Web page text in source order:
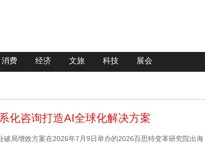
消费 经济 文旅 科技 展会
化咨询打造AI全球化解决方案
破局增效方案在2026年7月9日举办的2026百思特变革研究院出海